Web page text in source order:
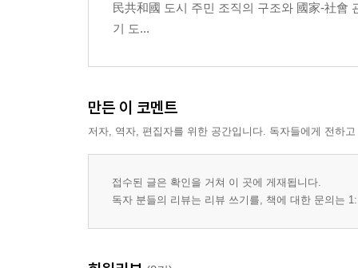
Ⅰ. 머리말
Ⅱ. 마크르스주의 역사학자로의 전환과 학술활동
2부 중국공산당, 중화인민공화국 그리고 중화민족
5장 중국공산당의 중화민족 수용: 계승과 단절, 그
Ⅰ. 서론
Ⅱ. 중화민족론과 중국공산당
民共和國 도시 주민 조직의 구조와 國家-社會
기 도...
만든 이 코멘트
저자, 역자, 편집자를 위한 공간입니다. 독자들에게 전하
접수된 글은 확인을 거쳐 이 곳에 게재됩니다.
독자 분들의 리뷰는 리뷰 쓰기를, 책에 대한 문의는